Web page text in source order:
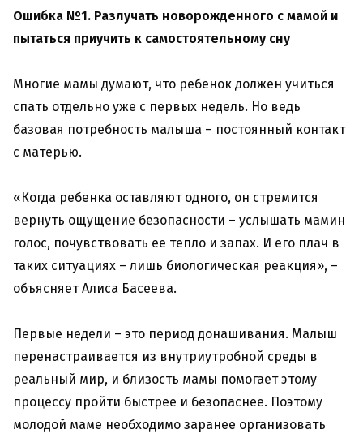
Ошибка №1. Разлучать новорожденного с мамой и
пытаться приучить к самостоятельному сну
Многие мамы думают, что ребенок должен учиться
спать отдельно уже с первых недель. Но ведь
базовая потребность малыша – постоянный контакт
с матерью.
«Когда ребенка оставляют одного, он стремится
вернуть ощущение безопасности – услышать мамин
голос, почувствовать ее тепло и запах. И его плач в
таких ситуациях – лишь биологическая реакция», –
объясняет Алиса Басеева.
Первые недели – это период донашивания. Малыш
перенастраивается из внутриутробной среды в
реальный мир, и близость мамы помогает этому
процессу пройти быстрее и безопаснее. Поэтому
молодой маме необходимо заранее организовать